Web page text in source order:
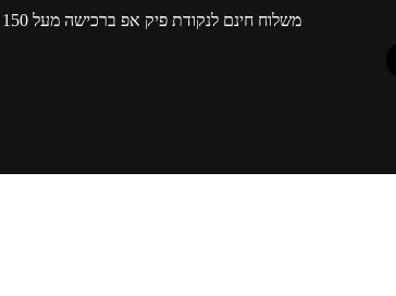
משלוח חינם לנקודת פיק אפ ברכישה מעל 150 ש"ח